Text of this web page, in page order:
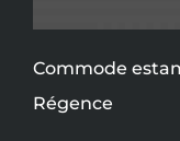
Commode
Régence